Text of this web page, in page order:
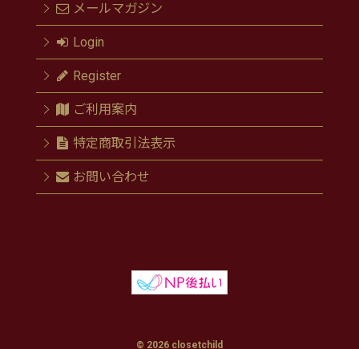
メールマガジン
Login
Register
ご利用案内
特定商取引法表示
お問い合わせ
© 2026 closetchild